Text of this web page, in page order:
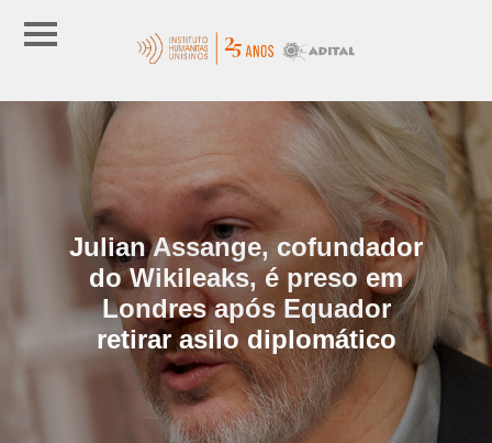
Julian Assange, cofundador
do Wikileaks, é preso em
Londres após Equador
retirar asilo diplomático